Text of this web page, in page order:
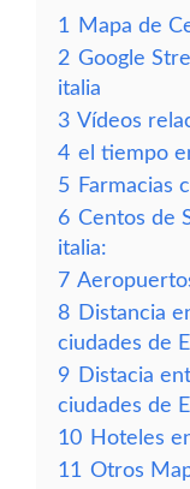
1
Mapa de
2 Google
italia
3 Vídeos
4 el tiempo
5 Farmacias
6 Centos de
italia:
7
8 Distancia
ciudades de
9 Distacia
ciudades de
10 Hoteles
11 Otros